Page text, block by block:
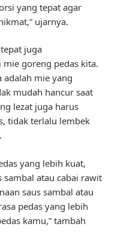
yang tepat agar
ujarnya.
juga
goreng pedas kita.
adalah mie yang
mudah hancur saat
lezat juga harus
tidak terlalu lembek
yang lebih kuat,
sambal atau cabai rawit
saus sambal atau
pedas yang lebih
kamu,” tambah